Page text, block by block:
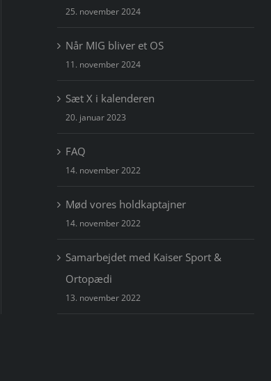
25. november 2024
Når MIG bliver et OS
11. november 2024
Sæt X i kalenderen
20. januar 2023
FAQ
14. november 2022
Mød vores holdkaptajner
14. november 2022
Samarbejdet med Kaiser Sport &
Ortopædi
13. november 2022